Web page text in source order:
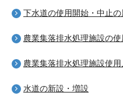
下水道の使用開始・中止の
農業集落排水処理施設の
農業集落排水処理施設使
水道の新設・増設